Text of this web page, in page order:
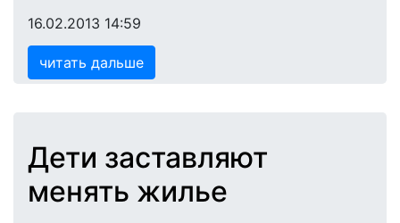
16.02.2013 14:59
читать дальше
Дети заставляют
менять жилье